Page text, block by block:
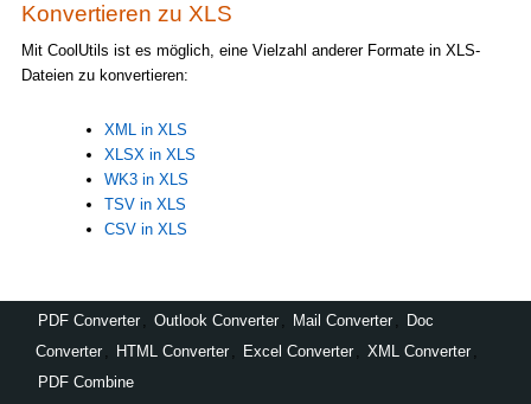
Konvertieren zu XLS
Mit CoolUtils ist es möglich, eine Vielzahl anderer Formate in XLS-
Dateien zu konvertieren:
XML in XLS
XLSX in XLS
WK3 in XLS
TSV in XLS
CSV in XLS
PDF Converter Outlook Converter Mail Converter
Doc
Converter
HTML Converter Excel Converter XML Converter
PDF Combine